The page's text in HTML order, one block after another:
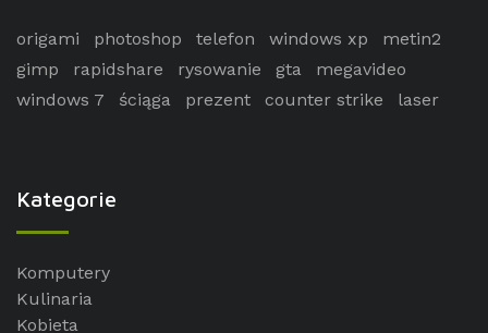
origami photoshop telefon windows xp
metin2
gimp
rapidshare rysowanie gta
megavideo
windows 7
ściąga prezent counter strike laser
Kategorie
Komputery
Kulinaria
Kobieta